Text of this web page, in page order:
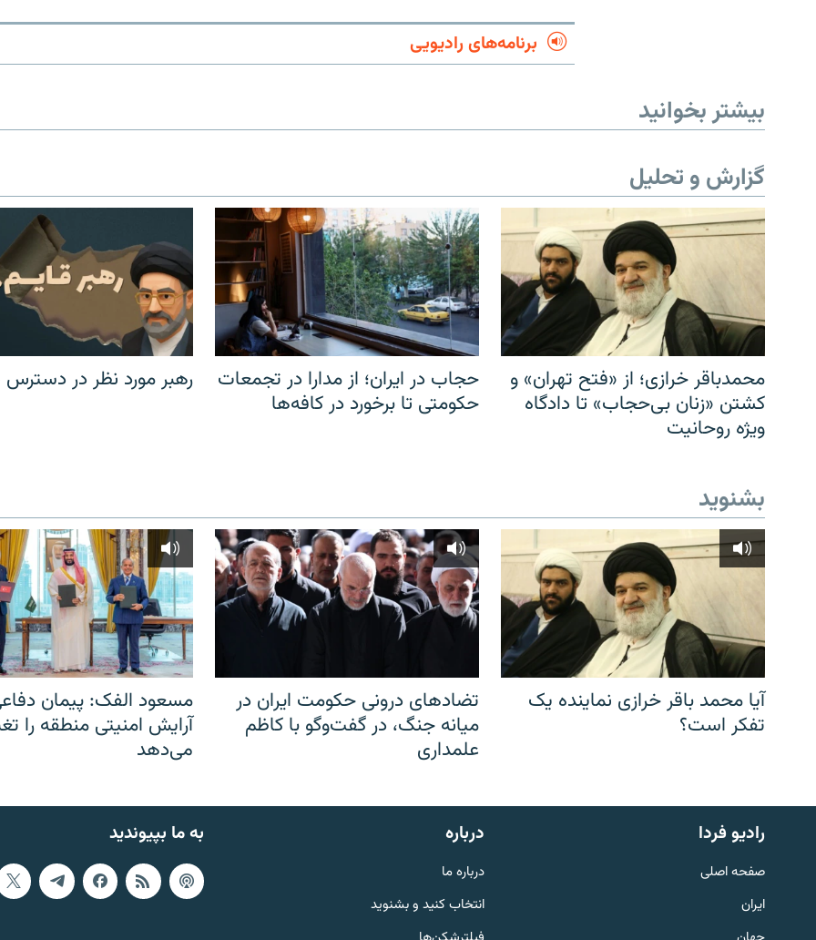
English
به ما بپیوندید
برنامه‌های رادیویی
بیشتر بخوانید
گزارش و تحلیل
محمدباقر خرازی؛ از «فتح تهران» و
کشتن «زنان بی‌حجاب» تا دادگاه
ویژه روحانیت
حجاب در ایران؛ از مدارا در تجمعات
حکومتی تا برخورد در کافه‌ها
رهبر مورد نظر در
بشنوید
آیا محمد باقر خرازی نماینده یک
تفکر است؟
تضادهای درونی حکومت ایران در
میانه جنگ، در گفت‌‌وگو با کاظم
علمداری
مسعود الفک: پیمان
آرایش امنیتی منطقه را
می‌دهد
به ما بپیوندید رادیو فردا
صفحه اصلی
ایران
درباره
درباره ما
انتخاب کنید و بشنوید